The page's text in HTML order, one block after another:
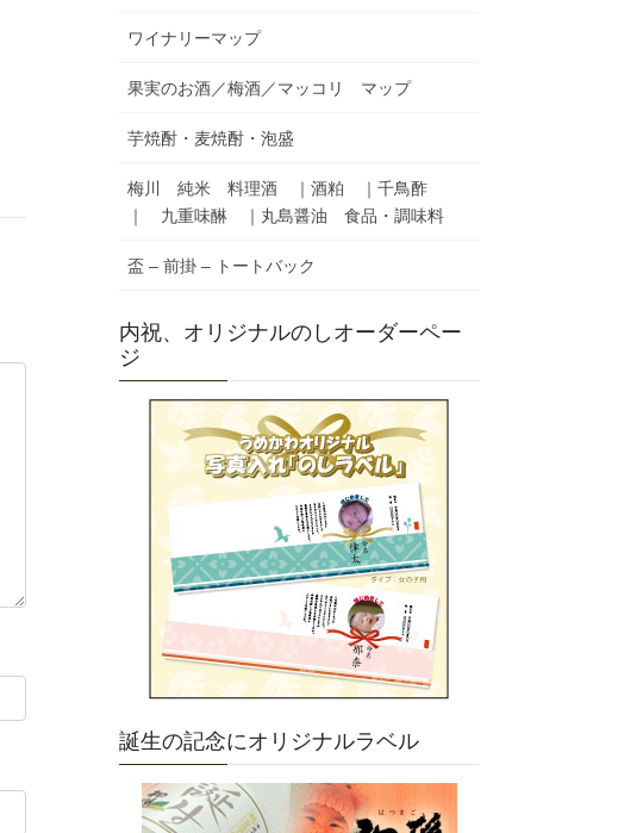
ワイナリーマップ
果実のお酒／梅酒／マッコリ マップ
芋焼酎・麦焼酎・泡盛
梅川 純米 料理酒 ｜酒粕 ｜千鳥酢
｜ 九重味醂 ｜丸島醤油 食品・調味料
盃 – 前掛 – トートバック
内祝、オリジナルのしオーダーペー
ジ
誕生の記念にオリジナルラベル